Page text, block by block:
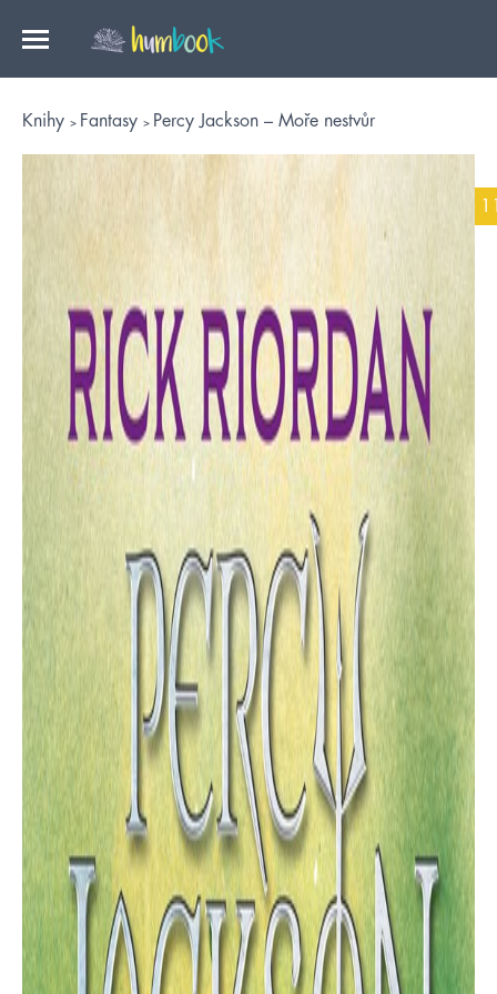
Knihy Fantasy Percy Jackson – Moře nestvůr